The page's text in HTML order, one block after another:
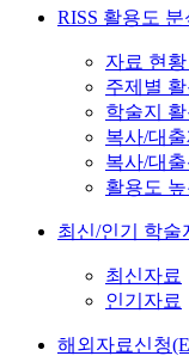
RISS 활용도 분
자료 현황
주제별
학술지
복사/대
복사/대
활용도 높
최신/인기 학술
최신자료
인기자료
해외자료신청